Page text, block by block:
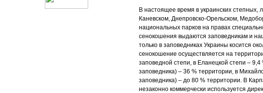
В настоящее время в украинских степных,
Каневском, Днепровско-Орельском,
национальных парков на правах
сенокошения выдаются заповедникам и
только в заповедниках Украины косится
сенокошение осуществляется на
заповедной степи, в Еланецкой степи –
заповедника) – 36 % территории, в
заповедника) – до 80 % территории. В
незаконно коммерчески используется